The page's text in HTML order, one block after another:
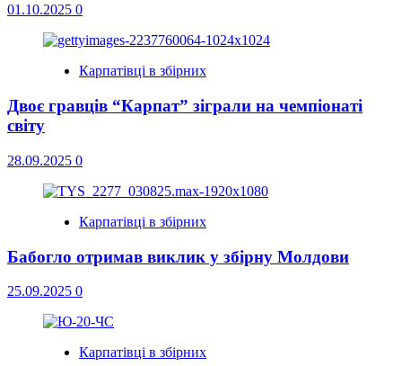
01.10.2025 0
Карпатівці в збірних
Двоє гравців “Карпат” зіграли на чемпіонаті
світу
28.09.2025 0
Карпатівці в збірних
Бабогло отримав виклик у збірну Молдови
25.09.2025 0
Карпатівці в збірних